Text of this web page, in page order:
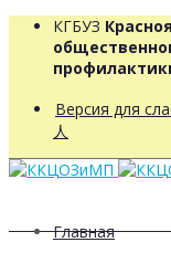
КГБУЗ
Версия для
人
Главная